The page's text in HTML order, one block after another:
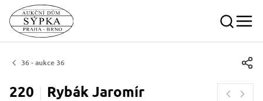
36 - aukce 36
220 RybákJaromír